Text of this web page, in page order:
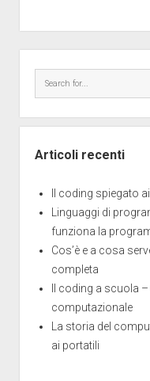
Articoli recenti
Il coding spiegato
Linguaggi di
funziona la
Cos’è e a cosa
completa
Il coding a scuola
computazionale
La storia del
ai portatili